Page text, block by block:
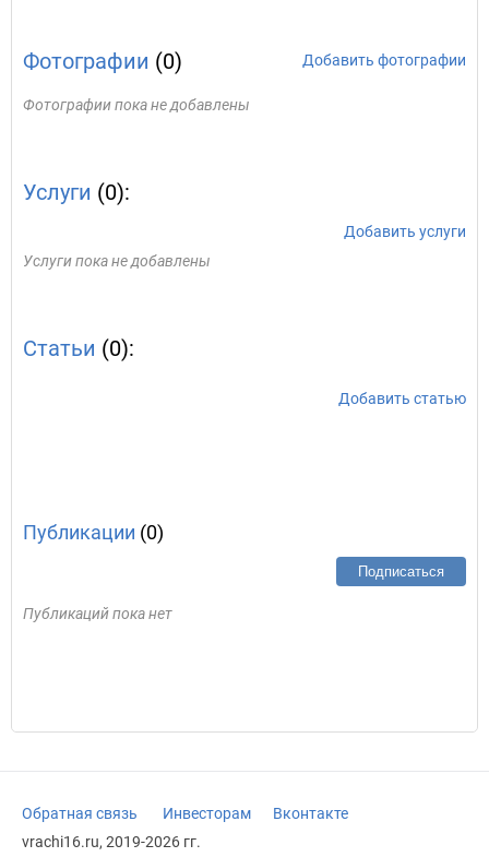
Фотографии (0) Добавить фотографии
Фотографии пока не добавлены
Услуги (0):
Добавить услуги
Услуги пока не добавлены
Статьи (0):
Добавить статью
Публикации (0)
Подписаться
Публикаций пока нет
Обратная связь Инвесторам
Вконтакте
vrachi16.ru, 2019-2026 гг.